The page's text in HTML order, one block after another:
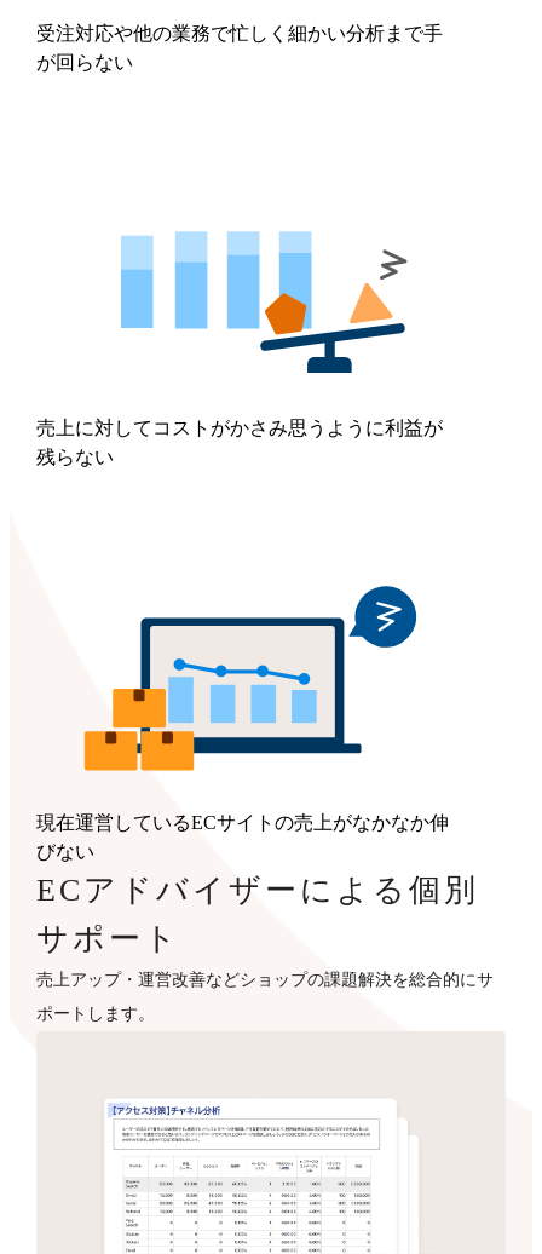
受注対応や他の業務で忙しく細かい分析まで手
が回らない
売上に対してコストがかさみ思うように利益が
残らない
現在運営しているECサイトの売上がなかなか伸
びない
ECアドバイザーによる個別
サポート
売上アップ・運営改善などショップの課題解決を総合的にサ
ポートします。